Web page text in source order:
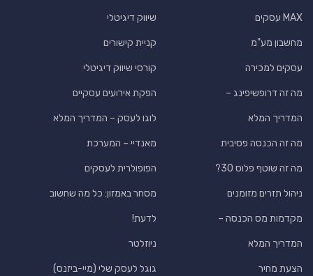
MAX עסקים
מחשבון מע"מ
עסקים למכירה
מה זה דרופשיפינג –
המדריך המלא
מה זה הכנסה פסיבית
מה זה שוטף פלוס 30?
ניהול תזרים מזומנים
מקדמות מס הכנסה –
המדריך המלא
הצעת מחיר
שיווק דיגיטלי
קניית קישורים
קורסי שיווק דיגיטלי
הפקת אירועים עסקיים
לוגו לעסק – המדריך המלא
מאנדיי – המערכת
הפופולרית לעסקים
מסחר באמזון: כל מה שחשוב
לדעת!
ניוזלטר
גוגל לעסק שלי (מיי-ביזנס)